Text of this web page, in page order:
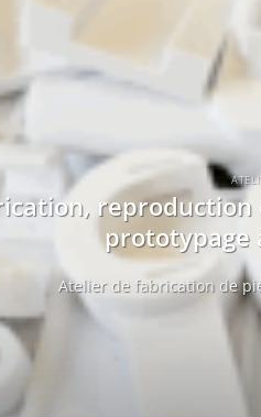
reproduction
prototypage
Atelier de fabrication de